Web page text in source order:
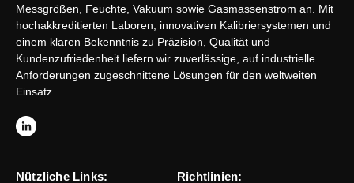
Messgrößen, Feuchte, Vakuum sowie Gasmassenstrom an. Mit
hochakkreditierten Laboren, innovativen Kalibriersystemen und
einem klaren Bekenntnis zu Präzision, Qualität und
Kundenzufriedenheit liefern wir zuverlässige, auf industrielle
Anforderungen zugeschnittene Lösungen für den weltweiten
Einsatz.
L
i
n
d
Nützliche Links: Richtlinien: